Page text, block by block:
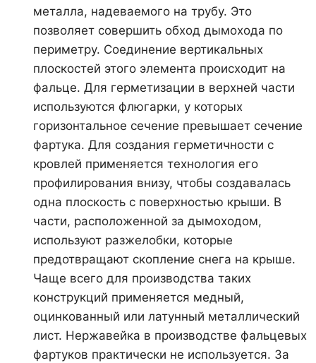
металла, надеваемого на трубу. Это
позволяет совершить обход дымохода по
периметру. Соединение вертикальных
плоскостей этого элемента происходит на
фальце. Для герметизации в верхней части
используются флюгарки, у которых
горизонтальное сечение превышает сечение
фартука. Для создания герметичности с
кровлей применяется технология его
профилирования внизу, чтобы создавалась
одна плоскость с поверхностью крыши. В
части, расположенной за дымоходом,
используют разжелобки, которые
предотвращают скопление снега на крыше.
Чаще всего для производства таких
конструкций применяется медный,
оцинкованный или латунный металлический
лист. Нержавейка в производстве фальцевых
фартуков практически не используется. За